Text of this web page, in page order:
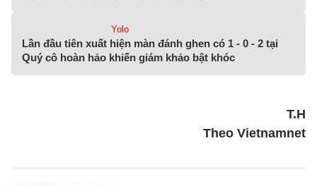
Yolo
Lần đầu tiên xuất hiện màn đánh ghen có 1 - 0 - 2 tại
Quý cô hoàn hảo khiến giám khảo bật khóc
T.H
Theo Vietnamnet